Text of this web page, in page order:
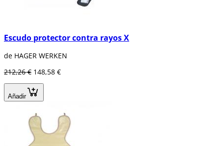
Escudo protector contra rayos X
de HAGER WERKEN
212,26 € 148,58 €
Añadir